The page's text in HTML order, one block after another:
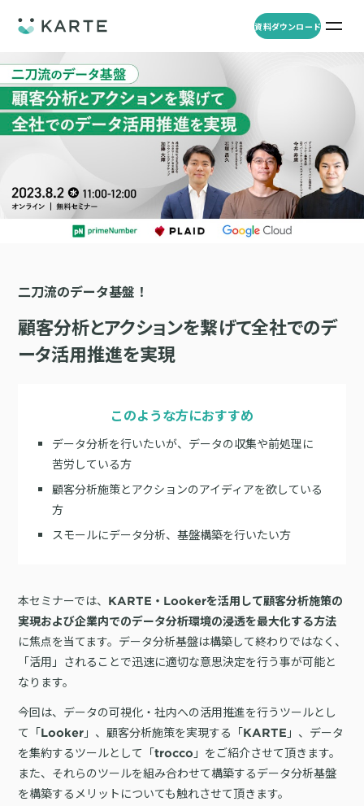
資料ダウンロード
プロダクト
KARTE Web
顧客理解をもとに適切なWeb接客を実施し、事業成長を実現
ンゲージメント向上
メールやLINE、プッシュ通知など、顧客のシーンに合わせた1to1コ
ミュニケーションを実現
KARTE Blocks
化を実現
KARTE Datahub
社内外のデータを統合・活用できる、 アクショナブルなデータ基盤
KARTE Offers
収益化
機能
Core
リアルタイムユーザー解析
バッチ解析
ユーザー分析
施策分析
リアルタイムフィードバック
Action
MA（マーケティングオートメー
事例
導入企業・業界 一覧を見る
ECサイト
金融・保険・Fintech
不動産・住宅販売
人材
活用インタビュー
「うちの子に合う学びはどれ？」に応えるために。「進研ゼミ」のベネッ
「どうせ使いこなせない」からの脱却。丸井がKARTEで築いたリピート
顧客比率二桁増と自走文化
AI時代の生活文脈におけるCX/UXデザイン
「ブランドの意志を宿すAI」の実装論
BIプロダクトCodatumでの実践方法もご紹介
KARTEデータ活用のためのAI分析入門
本セミナーでは、KARTEに蓄積されたデータを起点に、AIを活用した分
析の始め方を実践的に解説します。 マーケター自身で分析からアクショ
ンまでを自走するための「基本的な考え方」と、BIプロダクト
「Codatum」を使った具体的な分析の進め方をお伝えします。
詳細を見る
顧客データを活用したLINEメッセージユースケース集
KARTEプロダクト概要 資料
KARTEの機能やお客様の声、活用事例を紹介しています。Webサイト/
です。
ダウンロードする
リソース
サポート
Developer Portal
よくある質問
運用支援
パートナープログラム
プロフェッショナルサービス「PLAID ALPHA」
資料ダウンロード
二刀流のデータ基盤！
顧客分析とアクションを繋げて全社でのデ
ータ活用推進を実現
このような方におすすめ
データ分析を行いたいが、データの収集や前処理に
苦労している方
顧客分析施策とアクションのアイディアを欲している
方
スモールにデータ分析、基盤構築を行いたい方
本セミナーでは、
KARTE・Lookerを活用して顧客分析施策の
実現および企業内でのデータ分析環境の浸透を最大化する方法
に焦点を当てます。データ分析基盤は構築して終わりではなく、
「活用」されることで迅速に適切な意思決定を行う事が可能と
なります。
今回は、データの可視化・社内への活用推進を行うツールとし
て「Looker」、顧客分析施策を実現する「KARTE 」、データ
を集約するツールとして「trocco 」をご紹介させて頂きます。
また、それらのツールを組み合わせて構築するデータ分析基盤
を構築するメリットについても触れさせて頂きます。